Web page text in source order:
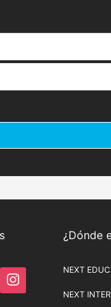
¿Dónde
NEXT
NEXT